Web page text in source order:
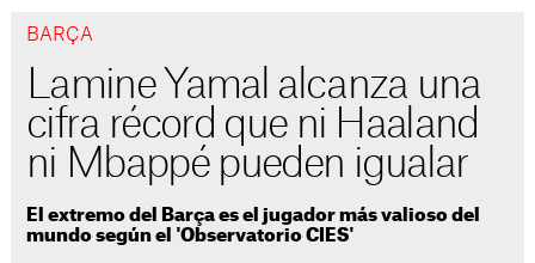
BARÇA
Lamine Yamal alcanza una
cifra récord que ni Haaland
ni Mbappé pueden igualar
El extremo del Barça es el jugador más valioso del
mundo según el 'Observatorio CIES'